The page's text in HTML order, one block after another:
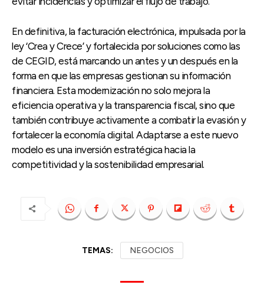
En definitiva, la facturación electrónica, impulsada por la
ley ‘Crea y Crece’ y fortalecida por soluciones como las
de CEGID, está marcando un antes y un después en la
forma en que las empresas gestionan su información
financiera. Esta modernización no solo mejora la
eficiencia operativa y la transparencia fiscal, sino que
también contribuye activamente a combatir la evasión y
fortalecer la economía digital. Adaptarse a este nuevo
modelo es una inversión estratégica hacia la
competitividad y la sostenibilidad empresarial.
TEMAS: NEGOCIOS